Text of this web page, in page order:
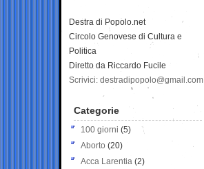
Destra di Popolo.net
Circolo Genovese di Cultura e
Politica
Diretto da Riccardo Fucile
Scrivici: destradipopolo@gmail.com
Categorie
100 giorni (5)
Aborto (20)
Acca Larentia (2)